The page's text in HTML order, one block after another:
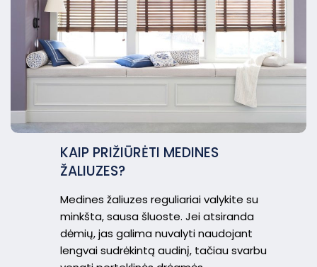
KAIP PRIŽIŪRĖTI MEDINES
ŽALIUZES?
Medines žaliuzes reguliariai valykite su
minkšta, sausa šluoste. Jei atsiranda
dėmių, jas galima nuvalyti naudojant
lengvai sudrėkintą audinį, tačiau svarbu